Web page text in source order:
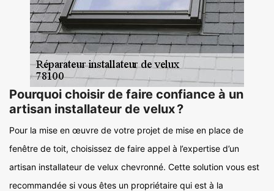
Pourquoi choisir de faire confiance à un
artisan installateur de velux ?
Pour la mise en œuvre de votre projet de mise en place de
fenêtre de toit, choisissez de faire appel à l’expertise d’un
artisan installateur de velux chevronné. Cette solution vous est
recommandée si vous êtes un propriétaire qui est à la